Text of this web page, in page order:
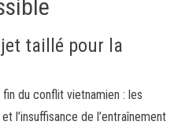
taillé pour la
du conflit vietnamien : les
l’insuffisance de l’entraînement